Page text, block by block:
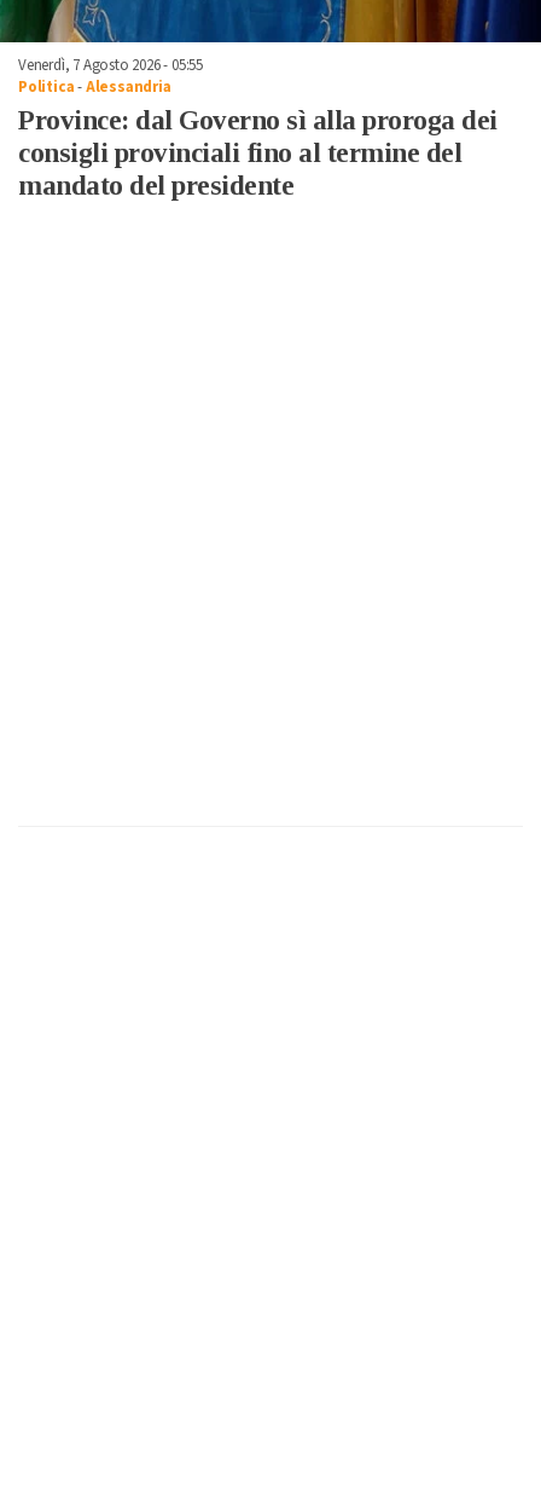
Venerdì, 7 Agosto 2026 - 05:55
Politica-Alessandria
Province: dal Governo sì alla proroga dei
consigli provinciali fino al termine del
mandato del presidente